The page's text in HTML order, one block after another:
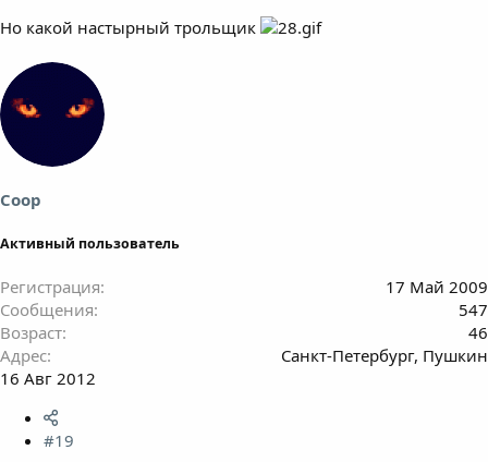
Но какой настырный трольщик
Coop
Активный пользователь
Регистрация
17 Май 2009
Сообщения
547
Возраст
46
Адрес
Санкт-Петербург, Пушкин
16 Авг 2012
#19